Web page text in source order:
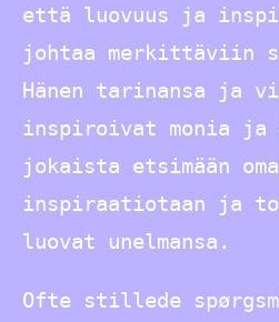
että luovuus ja
johtaa merkittäviin
Hänen tarinansa ja
inspiroivat monia ja
jokaista etsimään
inspiraatiotaan ja
luovat unelmansa.
Ofte stillede